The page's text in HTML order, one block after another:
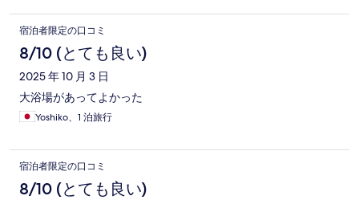
宿泊者限定の口コミ
8/10 (とても良い)
2025 年 10 月 3 日
大浴場があってよかった
Yoshiko、1 泊旅行
宿泊者限定の口コミ
8/10 (とても良い)